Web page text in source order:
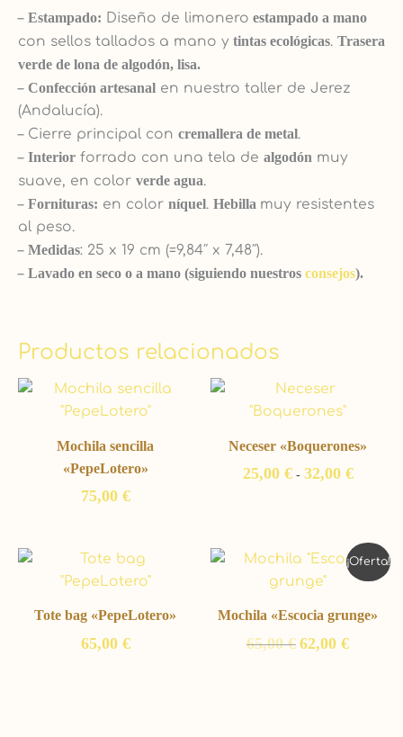
– Estampado: Diseño de limonero estampado a mano
con sellos tallados a mano y tintas ecológicas. Trasera
verde de lona de algodón, lisa.
– Confección artesanal en nuestro taller de Jerez
(Andalucía).
– Cierre principal con cremallera de metal.
– Interior forrado con una tela de algodón muy
suave, en color verde agua.
– Fornituras: en color níquel. Hebilla muy resistentes
al peso.
– Medidas: 25 x 19 cm (=9,84″ x 7,48″).
– Lavado en seco o a mano (siguiendo nuestros consejos).
Productos relacionados
Mochila sencilla
«PepeLotero»
75,00 €
Neceser «Boquerones»
25,00 € - 32,00 €
25,00 €
hasta
32,00 €
Tote bag «PepeLotero»
65,00 €
¡Oferta!
Mochila «Escocia grunge»
65,00€
El
original
65,00 €.
62,00 €
El
precio
62,00 €.